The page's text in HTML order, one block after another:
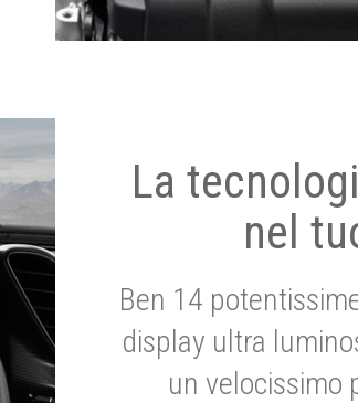
La
nel
Ben 14
display ultra
un velocissimo